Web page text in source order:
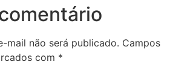
mail não será publicado. Campos
com *